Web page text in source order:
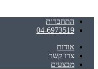
התחברות
04-6973519
אודות
צרו קשר
מבצעים